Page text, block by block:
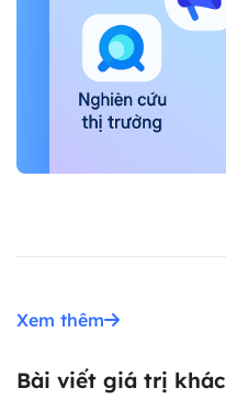
Bài viết giá trị khác
Xem thêm